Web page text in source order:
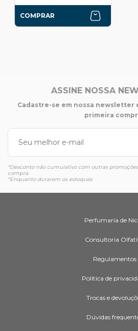
COMPRAR
ASSINE NOSSA
Cadastre-se em nossa newsletter
primeira
*Desconto não cumulativo com outras
compra.
*Enquanto durarem os estoques
Perfumaria de
Consultoria
Regulamentos
Política de
Trocas e
Dúvidas